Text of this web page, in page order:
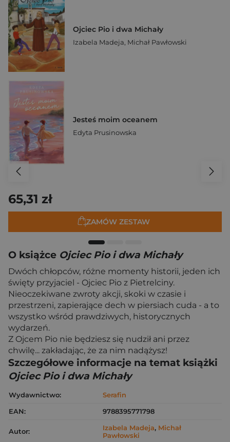
Ojciec Pio i dwa Michały
Izabela Madeja, Michał Pawłowski
Jesteś moim oceanem
Edyta Prusinowska
65,31 zł
ZAMÓW ZESTAW
O książce Ojciec Pio i dwa Michały
Dwóch chłopców, różne momenty historii, jeden ich
święty przyjaciel - Ojciec Pio z Pietrelciny.
Nieoczekiwane zwroty akcji, skoki w czasie i
przestrzeni, zapierające dech w piersiach cuda - a to
wszystko wśród prawdziwych, historycznych
wydarzeń.
Z Ojcem Pio nie będziesz się nudził ani przez
chwilę... zakładając, że za nim nadążysz!
Szczegółowe informacje na temat książki
Ojciec Pio i dwa Michały
Wydawnictwo:
Serafin
EAN:
9788395771798
Autor: Izabela Madeja, Michał
Pawłowski